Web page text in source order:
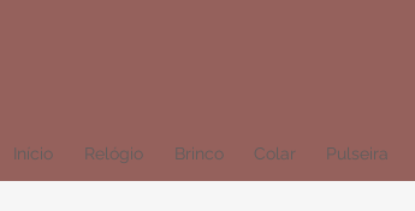
Início Relógio Brinco Colar Pulseira